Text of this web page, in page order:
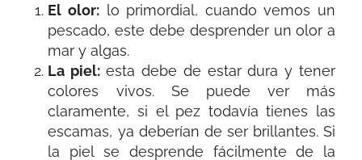
El olor: lo primordial, cuando vemos un
pescado, este debe desprender un olor a
mar y algas.
La piel:esta debe de estar dura y tener
colores vivos. Se puede ver más
claramente, si el pez todavía tienes las
escamas, ya deberían de ser brillantes. Si
la piel se desprende fácilmente de la